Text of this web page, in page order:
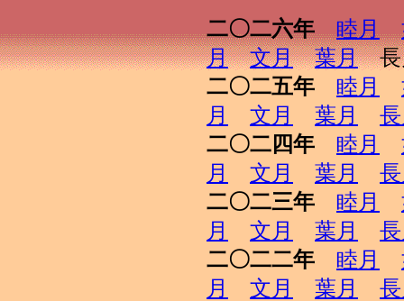
二〇二六年 睦月
月
文月 葉月長
二〇二五年
睦月
月
文月 葉月
二〇二四年
睦月
月
文月 葉月
二〇二三年
睦月
月
文月 葉月
二〇二二年
睦月
月
文月 葉月